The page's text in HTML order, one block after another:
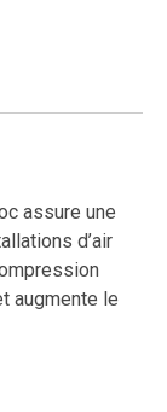
assure une
d’air
augmente le